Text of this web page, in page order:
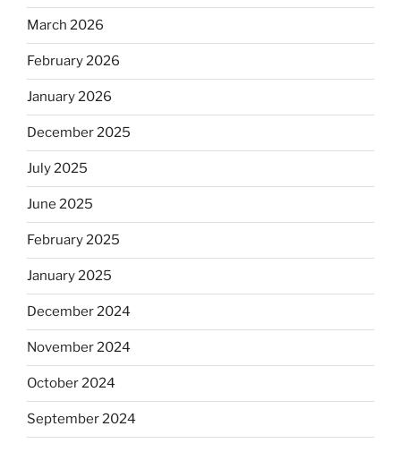
March 2026
February 2026
January 2026
December 2025
July 2025
June 2025
February 2025
January 2025
December 2024
November 2024
October 2024
September 2024